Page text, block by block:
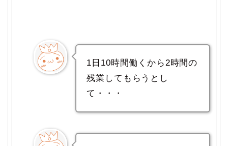
1日10時間働くから2時間の
残業してもらうとし
て・・・